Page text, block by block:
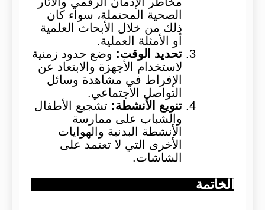
الصحية المحتملة، سواء كان
ذلك من خلال الأبحاث العلمية
أو الأمثلة العملية.
تحديد الوقت: وضع حدود زمنية
لاستخدام الأجهزة والابتعاد عن
الإفراط في مشاهدة وسائل
التواصل الاجتماعي.
تنويع الأنشطة: تشجيع الأطفال
والشباب على ممارسة
الأنشطة البدنية والهوايات
الأخرى التي لا تعتمد على
الشاشات.
الخاتمة